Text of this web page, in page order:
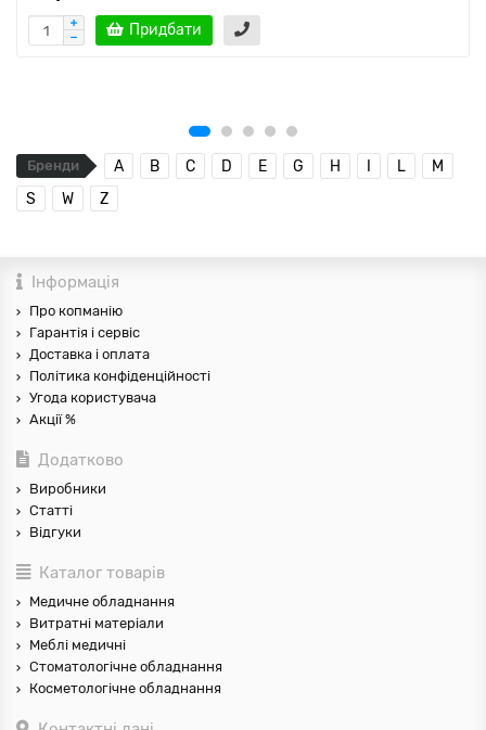
Придбати
Бренди A B C D E G H I L
M
S
W Z
Інформація
Про копманію
Гарантія і сервіс
Доставка і оплата
Політика конфіденційності
Угода користувача
Акції %
Додатково
Виробники
Статті
Відгуки
Каталог товарів
Медичне обладнання
Витратні матеріали
Меблі медичні
Стоматологічне обладнання
Косметологічне обладнання